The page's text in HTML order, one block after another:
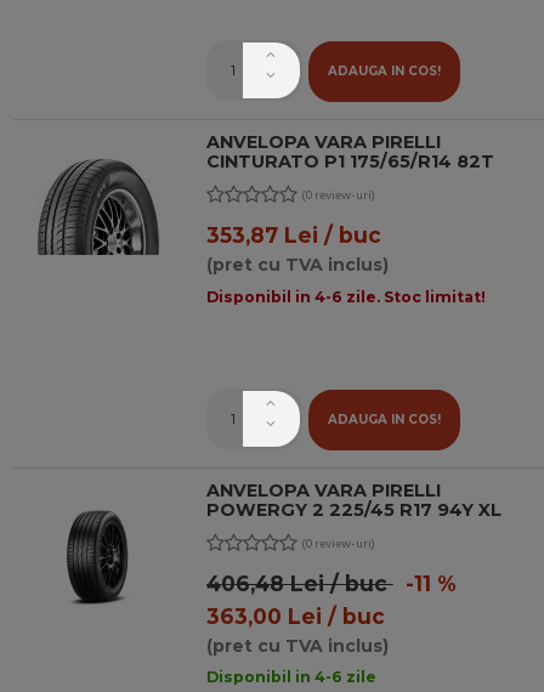
ADAUGA IN COS!
ANVELOPA VARA PIRELLI
CINTURATO P1 175/65/R14 82T
(0 review-uri)
353,87 Lei / buc
(pret cu TVA inclus)
Disponibil in 4-6 zile. Stoc limitat!
ADAUGA IN COS!
ANVELOPA VARA PIRELLI
POWERGY 2 225/45 R17 94Y XL
(0 review-uri)
406,48 Lei / buc-11 %
363,00 Lei / buc
(pret cu TVA inclus)
Disponibil in 4-6 zile